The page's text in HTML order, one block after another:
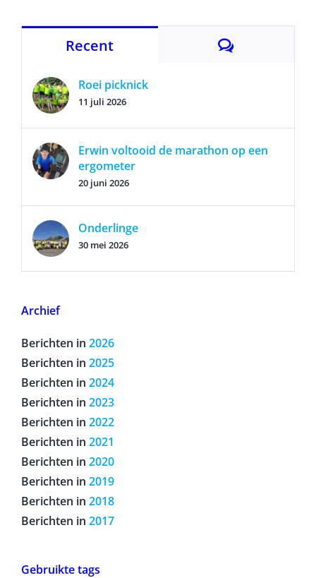
Recent Reacties
Roei picknick
11 juli 2026
Erwin voltooid de marathon op een
ergometer
20 juni 2026
Onderlinge
30 mei 2026
Archief
Berichten in 2026
Berichten in 2025
Berichten in 2024
Berichten in 2023
Berichten in 2022
Berichten in 2021
Berichten in 2020
Berichten in 2019
Berichten in 2018
Berichten in 2017
Gebruikte tags